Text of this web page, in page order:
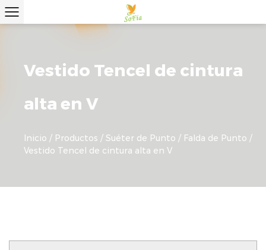
Vestido Tencel de cintura
alta en V
Inicio / Productos /Suéter de Punto / Falda de Punto /
Vestido Tencel de cintura alta en V